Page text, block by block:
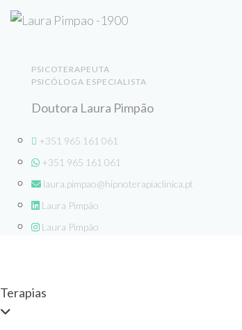
PSICOTERAPEUTA
PSICÓLOGA ESPECIALISTA
Doutora Laura Pimpão
+351 965 161 061
+351 965 161 061
laura.pimpao@hipnoterapiaclinica.pt
Laura Pimpão
Laura Pimpão
Terapias